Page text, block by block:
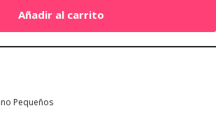
Añadir al carrito
Pequeños